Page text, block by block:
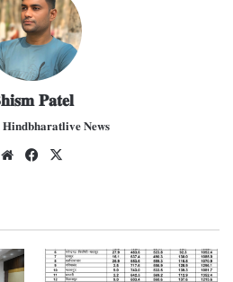
𝐏𝐚𝐭𝐞𝐥
𝐇𝐢𝐧𝐝𝐛𝐡𝐚𝐫𝐚𝐭𝐥𝐢𝐯𝐞 𝐍𝐞𝐰𝐬
We
Fac